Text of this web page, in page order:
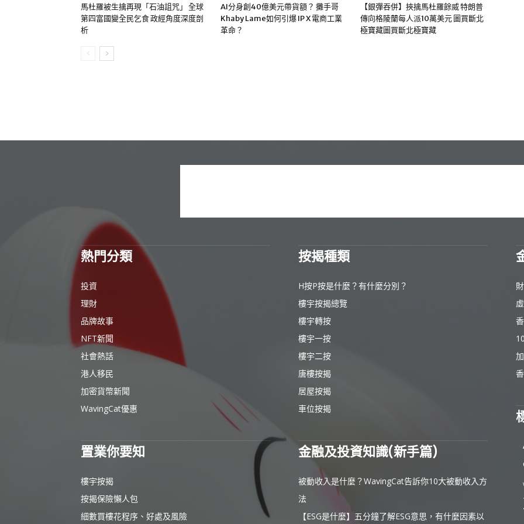
馬杜羅被生擒再現「石油詛咒」 全球
第四富國變全民乞食 政經角度深度剖
析
AI分身創40億美元帶貨額？ 攤手哥
Khaby Lame如何引爆 IP X 電商工業
革命？
【銀彈吞併】挾擒馬杜羅餘威 特朗普
傳向格陵蘭每人派10萬美元 圖買斷北
極寶藏圖買斷北極寶藏
熱門分類
投資
理財
品牌故事
NFT新聞
社會熱話
港人移民
加密貨幣新聞
WavingCat優惠
置業你要知
樓宇按揭
按揭保險懶人包
細數買樓花程序、好處及風險
按揭種類
H按P按是什麼？有什麼分別？
樓宇按揭總覽
樓宇轉按
樓宇一按
樓宇二按
唐樓按揭
居屋按揭
車位按揭
金融及投資知識(新手篇)
被動收入是什麼？WavingCat告訴你10大被動收入方
法
【ESG是什麼】五分鐘了解ESG意思，有什麼因素以